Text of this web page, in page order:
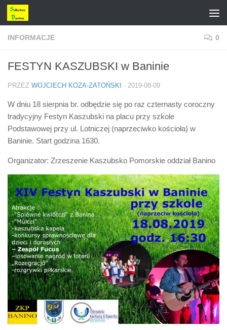
Przejdź do treści
INFORMACJE 0
FESTYN KASZUBSKI w Baninie
PRZEZ WOJCIECH KOZA-ZATOŃSKI · 2019-08-09
W dniu 18 sierpnia br. odbędzie się po raz czternasty coroczny
tradycyjny Festyn Kaszubski na placu przy szkole
Podstawowej przy ul. Lotniczej (naprzeciwko kościoła) w
Baninie. Start godzina 1630.
Organizator: Zrzeszenie Kaszubsko Pomorskie oddział Banino